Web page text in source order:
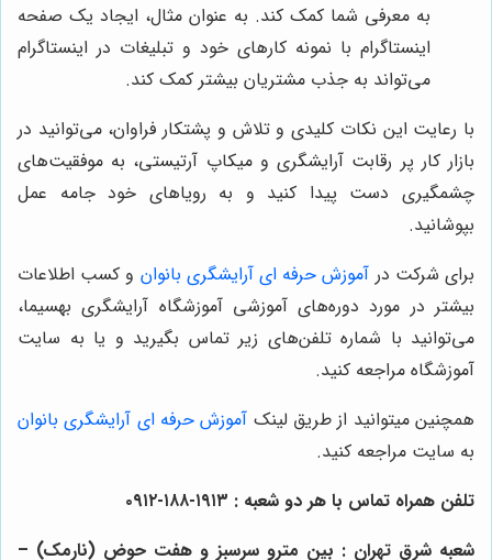
به معرفی شما کمک کند. به عنوان مثال، ایجاد یک صفحه
اینستاگرام با نمونه کارهای خود و تبلیغات در اینستاگرام
می‌تواند به جذب مشتریان بیشتر کمک کند.
با رعایت این نکات کلیدی و تلاش و پشتکار فراوان، می‌توانید در
بازار کار پر رقابت آرایشگری و میکاپ آرتیستی، به موفقیت‌های
چشمگیری دست پیدا کنید و به رویاهای خود جامه عمل
بپوشانید.
برای شرکت در آموزش حرفه ای آرایشگری بانوان و کسب اطلاعات
بیشتر در مورد دوره‌های آموزشی آموزشگاه آرایشگری بهسیما،
می‌توانید با شماره تلفن‌های زیر تماس بگیرید و یا به سایت
آموزشگاه مراجعه کنید.
همچنین میتوانید از طریق لینک آموزش حرفه ای آرایشگری بانوان
به سایت مراجعه کنید.
تلفن همراه تماس با هر دو شعبه : ۱۹۱۳-۱۸۸-۰۹۱۲
شعبه شرق تهران : بین مترو سرسبز و هفت حوض (نارمک) –